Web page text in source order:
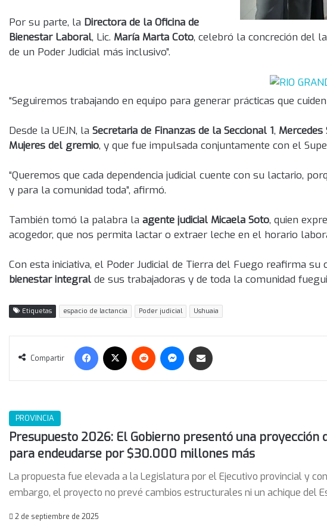
Por su parte, la Directora de la Oficina de
Bienestar Laboral, Lic. María Marta Coto, celebró la concreción del
de un Poder Judicial más inclusivo”.
“Seguiremos trabajando en equipo para generar prácticas que
Desde la UEJN, la Secretaria de Finanzas de la Seccional 1, Mercedes
Mujeres del gremio, y que fue impulsada conjuntamente con el
“Queremos que cada dependencia judicial cuente con su lactario,
y para la comunidad toda”, afirmó.
También tomó la palabra la agente judicial Micaela Soto, quien
acogedor, que nos permita lactar o extraer leche en el horario
Con esta iniciativa, el Poder Judicial de Tierra del Fuego reafirma
bienestar integral de sus trabajadoras y de toda la comunidad
Etiquetas espacio de lactancia Poder judicial Ushuaia
Compartir
Facebook Reddit Messenger